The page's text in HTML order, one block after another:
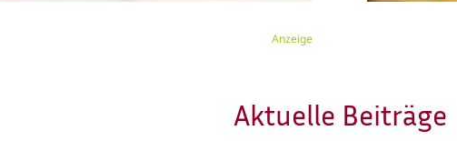
Anzeige
Aktuelle Beiträge